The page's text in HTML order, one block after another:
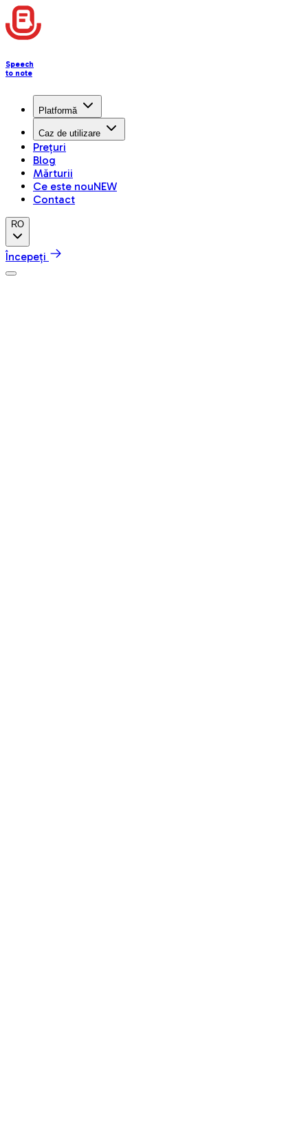
Speech
to note
Platformă
Caz de utilizare
Prețuri
Blog
Mărturii
Ce este nouNEW
Contact
RO
Începeți